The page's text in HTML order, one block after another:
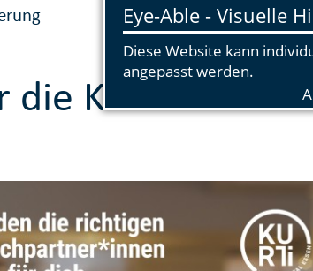
Vorlesen
die Kultur- und